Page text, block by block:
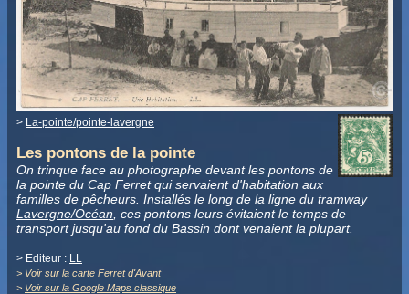
> La-pointe/pointe-lavergne
Les pontons de la pointe
On trinque face au photographe devant les pontons de
la pointe du Cap Ferret qui servaient d'habitation aux
familles de pêcheurs. Installés le long de la ligne du tramway
Lavergne/Océan , ces pontons leurs évitaient le temps de
transport jusqu'au fond du Bassin dont venaient la plupart.
> Editeur : LL
> Voir sur la carte Ferret d'Avant
> Voir sur la Google Maps classique